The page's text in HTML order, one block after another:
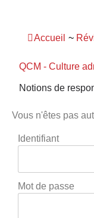
Accueil ~
QCM - Culture
Notions de
Vous n'êtes pas
Identifiant
Mot de passe